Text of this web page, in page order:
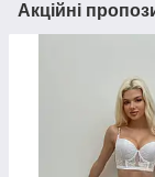
Акційні